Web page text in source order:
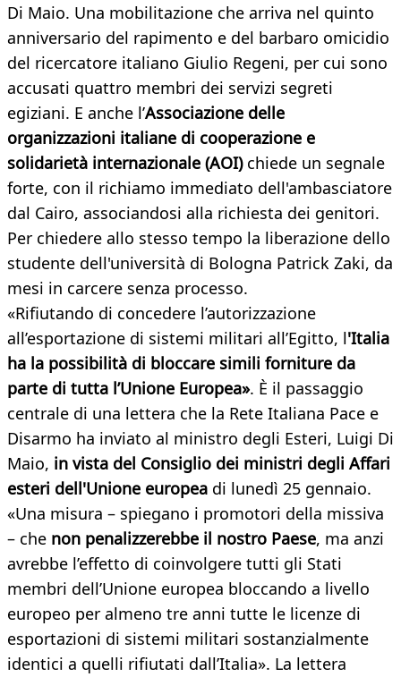
Di Maio. Una mobilitazione che arriva nel quinto
anniversario del rapimento e del barbaro omicidio
del ricercatore italiano Giulio Regeni, per cui sono
accusati quattro membri dei servizi segreti
egiziani. E anche l’Associazione delle
organizzazioni italiane di cooperazione e
solidarietà internazionale (AOI) chiede un segnale
forte, con il richiamo immediato dell'ambasciatore
dal Cairo, associandosi alla richiesta dei genitori.
Per chiedere allo stesso tempo la liberazione dello
studente dell'università di Bologna Patrick Zaki, da
mesi in carcere senza processo.
«Rifiutando di concedere l’autorizzazione
all’esportazione di sistemi militari all’Egitto, l'Italia
ha la possibilità di bloccare simili forniture da
parte di tutta l’Unione Europea». È il passaggio
centrale di una lettera che la Rete Italiana Pace e
Disarmo ha inviato al ministro degli Esteri, Luigi Di
Maio, in vista del Consiglio dei ministri degli Affari
esteri dell'Unione europea di lunedì 25 gennaio.
«Una misura – spiegano i promotori della missiva
– che non penalizzerebbe il nostro Paese, ma anzi
avrebbe l’effetto di coinvolgere tutti gli Stati
membri dell’Unione europea bloccando a livello
europeo per almeno tre anni tutte le licenze di
esportazioni di sistemi militari sostanzialmente
identici a quelli rifiutati dall’Italia». La lettera